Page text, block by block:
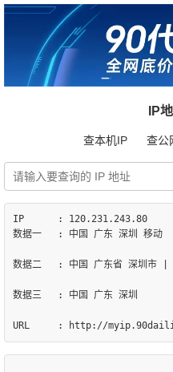
IP
查本机IP 查公
IP	: 120.231.243.80
数据一	: 中国 广东 深圳 移动
数据二	: 中国 广东省 深圳市 | 移动
数据三	: 中国 广东 深圳